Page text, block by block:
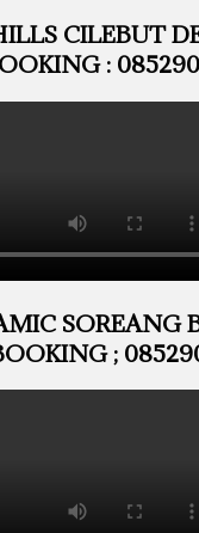
CILEBUT
:
SOREANG
;